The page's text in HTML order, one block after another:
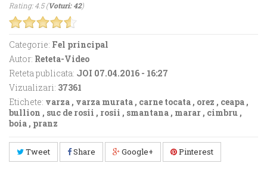
Rating: 4.5 (Voturi: 42)
Categorie: Fel principal
Autor: Reteta-Video
Reteta publicata: JOI 07.04.2016 - 16:27
Vizualizari: 37361
Etichete: varza , varza murata , carne tocata , orez , ceapa ,
bullion , suc de rosii , rosii , smantana , marar , cimbru ,
boia , pranz
Tweet Share Google+ Pinterest